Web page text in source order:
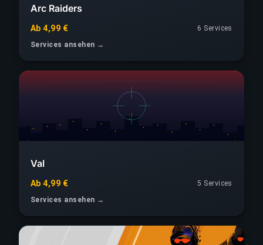
Arc Raiders
Ab 4,99 €
6 Services
Services ansehen →
Val
Ab 4,99 €
5 Services
Services ansehen →